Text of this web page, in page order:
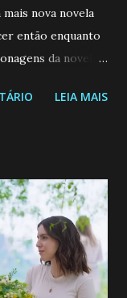
nova novela
então enquanto
da novela?
(Camila
que realmente
as suas energias a
orgulhando de
na
muito alegre, é
LEIA MAIS